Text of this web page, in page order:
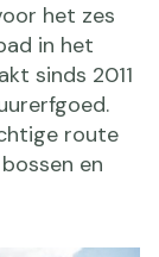
het zes
in het
sinds 2011
route
en